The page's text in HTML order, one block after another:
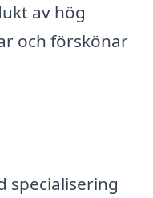
av hög
och förskönar
specialisering